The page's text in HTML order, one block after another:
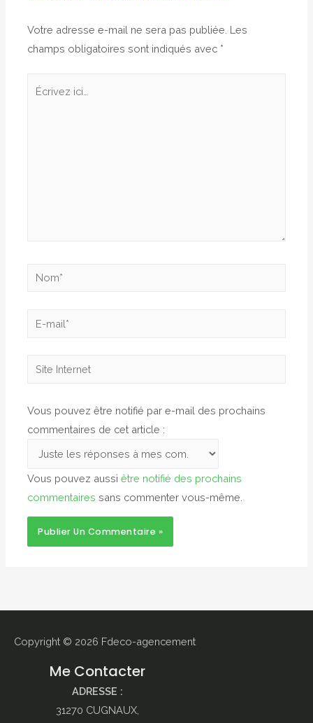
Votre adresse e-mail ne sera pas publiée. Les
champs obligatoires sont indiqués avec *
Nom*
E-
Site
Vous pouvez être notifié par e-mail des prochains
commentaires de cet article :
Vous pouvez aussiêtre notifié des prochains
commentaires sans commenter vous-même.
Copyright © 2026 Fdeco-agencement
Me Contacter
ADRESSE :
31270 CUGNAUX,